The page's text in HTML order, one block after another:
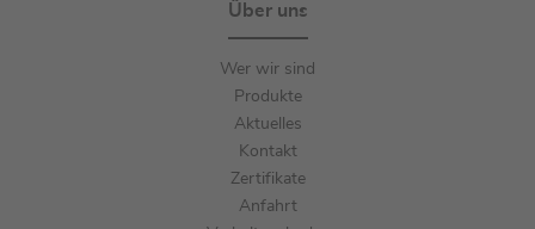
Über uns
Wer wir sind
Produkte
Aktuelles
Kontakt
Zertifikate
Anfahrt